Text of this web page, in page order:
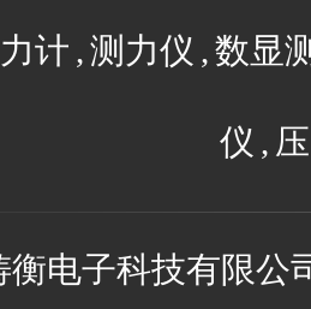
计 , 测力仪 , 数显
仪 ,
电子科技有限公